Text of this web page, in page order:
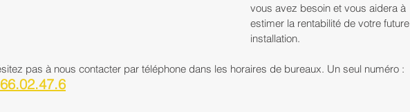
vous avez besoin et vous aidera à
estimer la rentabilité de votre future
installation.
pas à nous contacter par téléphone dans les horaires de bureaux. Un seul numéro :